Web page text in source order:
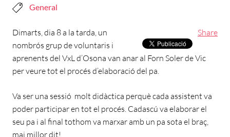
General
Share
Dimarts, dia 8 a la tarda, un
nombrós grup de voluntaris i
aprenents del VxL d’Osona van anar al Forn Soler de Vic
per veure tot el procés d’elaboració del pa.
Va ser una sessió molt didàctica perquè cada assistent va
poder participar en tot el procés. Cadascú va elaborar el
seu pa i al final tothom va marxar amb un pa sota el braç,
mai millor dit!